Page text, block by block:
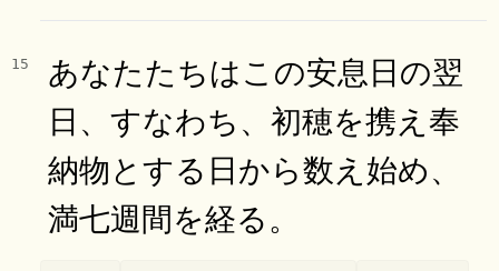
15
あなたたちはこの安息日の翌
日、すなわち、初穂を携え奉
納物とする日から数え始め、
満七週間を経る。